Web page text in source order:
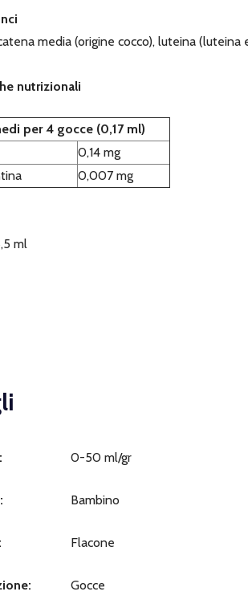
media (origine cocco), luteina
nutrizionali
per 4 gocce (0,17 ml)
0,14 mg
0,007 mg
ml
0-50 ml/gr
Bambino
Flacone
Gocce